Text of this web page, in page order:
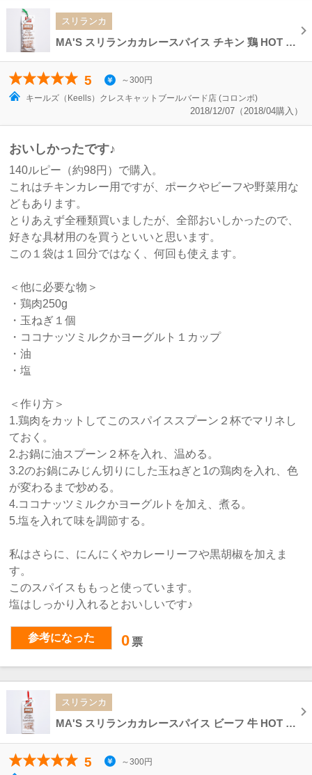
スリランカ
MA'S スリランカカレースパイス チキン 鶏 HOT CURRY Sri Lankan Curry Spice
5
～300円
キールズ（Keells）クレスキャットブールバード店 (コロンボ)
2018/12/07（2018/04購入）
おいしかったです♪
140ルピー（約98円）で購入。
これはチキンカレー用ですが、ポークやビーフや野菜用な
どもあります。
とりあえず全種類買いましたが、全部おいしかったので、
好きな具材用のを買うといいと思います。
この１袋は１回分ではなく、何回も使えます。
＜他に必要な物＞
・鶏肉250g
・玉ねぎ１個
・ココナッツミルクかヨーグルト１カップ
・油
・塩
＜作り方＞
1.鶏肉をカットしてこのスパイススプーン２杯でマリネし
ておく。
2.お鍋に油スプーン２杯を入れ、温める。
3.2のお鍋にみじん切りにした玉ねぎと1の鶏肉を入れ、色
が変わるまで炒める。
4.ココナッツミルクかヨーグルトを加え、煮る。
5.塩を入れて味を調節する。
私はさらに、にんにくやカレーリーフや黒胡椒を加えま
す。
このスパイスももっと使っています。
塩はしっかり入れるとおいしいです♪
参考になった 0 票
スリランカ
MA'S スリランカカレースパイス ビーフ 牛 HOT CURRY Sri Lankan Curry Spice
5
～300円